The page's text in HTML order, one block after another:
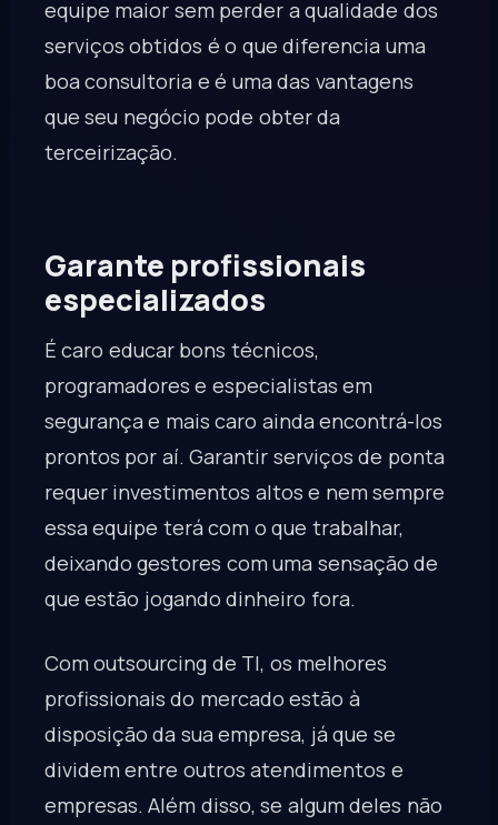
equipe maior sem perder a qualidade dos
serviços obtidos é o que diferencia uma
boa consultoria e é uma das vantagens
que seu negócio pode obter da
terceirização.
Garante profissionais
especializados
É caro educar bons técnicos,
programadores e especialistas em
segurança e mais caro ainda encontrá-los
prontos por aí. Garantir serviços de ponta
requer investimentos altos e nem sempre
essa equipe terá com o que trabalhar,
deixando gestores com uma sensação de
que estão jogando dinheiro fora.
Com outsourcing de TI, os melhores
profissionais do mercado estão à
disposição da sua empresa, já que se
dividem entre outros atendimentos e
empresas. Além disso, se algum deles não